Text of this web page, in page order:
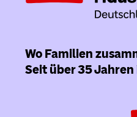
Wo Familien
Seit über 35